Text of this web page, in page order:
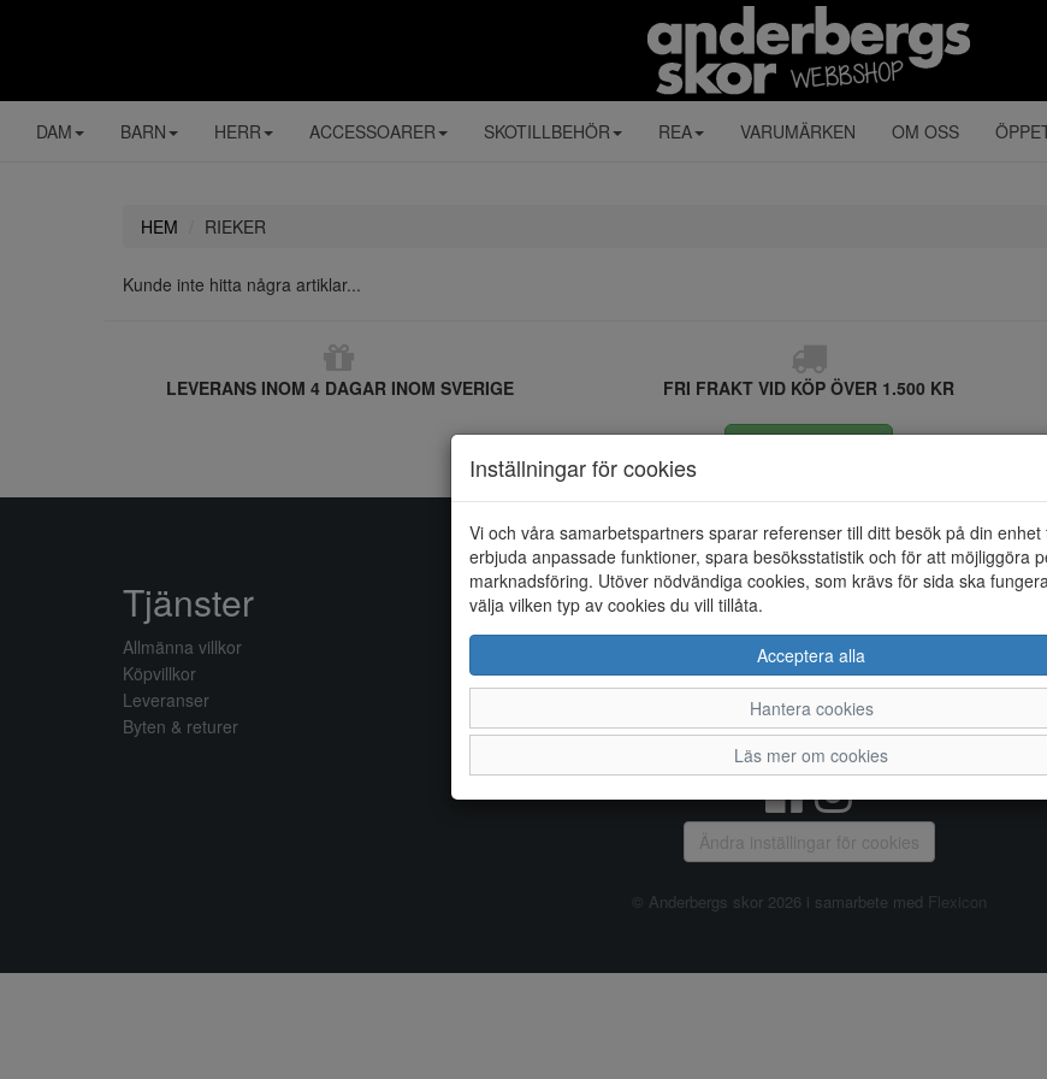
DAM BARN HERR ACCESSOARER SKOTILLBEHÖR REA VARUMÄRKEN OM OSS
HEM RIEKER
Kunde inte hitta några artiklar...
LEVERANS INOM 4 DAGAR INOM SVERIGE FRI FRAKT VID KÖP ÖVER 1.500 KR
Inställningar för cookies
Vi och våra samarbetspartners sparar referenser till ditt besök på din enhet
erbjuda anpassade funktioner, spara besöksstatistik och för att möjliggöra
marknadsföring. Utöver nödvändiga cookies, som krävs för sida ska
välja vilken typ av cookies du vill tillåta.
Acceptera alla
Hantera cookies
Läs mer om cookies
Tjänster
Allmänna villkor
Köpvillkor
Leveranser
Byten & returer
Allmänt
Om oss
Öppettider
Ändra inställingar för cookies
© Anderbergs skor 2026 i samarbete med Flexicon